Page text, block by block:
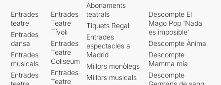
Entrades
teatre
Entrades
dansa
Entrades
musicals
Entrades
Entrades
Teatre
Tívoli
Entrades
Teatre
Coliseum
Entrades
Teatre
Abonaments
teatrals
Tiquets Regal
Entrades
espectacles a
Madrid
Millors monòlegs
Millors musicals
Descompte El
Mago Pop 'Nada
es imposible'
Descompte Ànima
Descompte
Mamma mia
Descompte